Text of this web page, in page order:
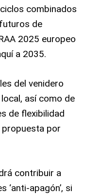
combinados
de
2025 europeo
a 2035.
del venidero
así como de
de flexibilidad
propuesta por
contribuir a
‘anti-apagón’, si